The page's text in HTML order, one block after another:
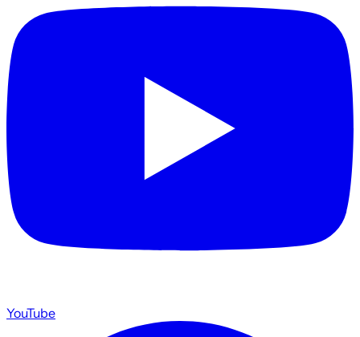
YouTube